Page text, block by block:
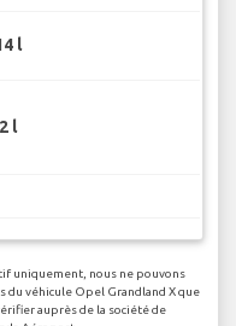
l
l
uniquement, nous ne pouvons
du véhicule Opel Grandland X que
auprès de la société de